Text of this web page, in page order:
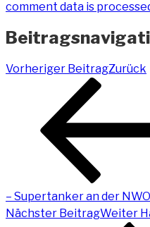
comment data is
Vorheriger BeitragZurück
– Supertanker an der
Nächster BeitragWeiter